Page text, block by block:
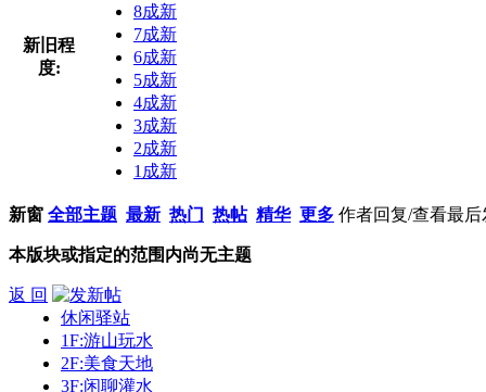
新旧程
度:
8成新
7成新
6成新
5成新
4成新
3成新
2成新
1成新
新窗 全部主题 最新 热门 热帖 精华 更多 作者回复/查看最后
本版块或指定的范围内尚无主题
返 回
休闲驿站
1F:游山玩水
2F:美食天地
3F:闲聊灌水